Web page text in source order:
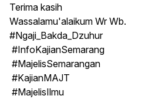
Terima kasih
Wassalamu'alaikum Wr Wb.
#Ngaji_Bakda_Dzuhur
#InfoKajianSemarang
#MajelisSemarangan
#KajianMAJT
#MajelisIlmu